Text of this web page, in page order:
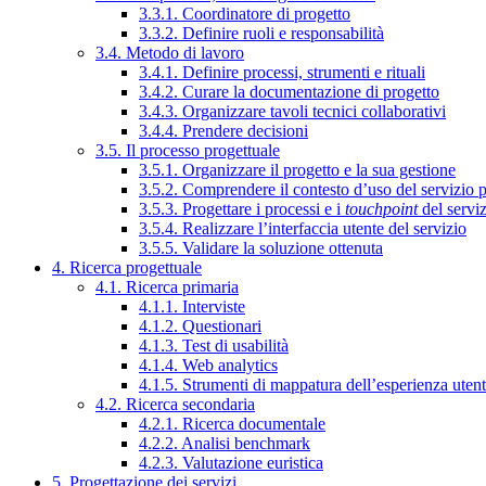
3.3.1. Coordinatore di progetto
3.3.2. Definire ruoli e responsabilità
3.4. Metodo di lavoro
3.4.1. Definire processi, strumenti e rituali
3.4.2. Curare la documentazione di progetto
3.4.3. Organizzare tavoli tecnici collaborativi
3.4.4. Prendere decisioni
3.5. Il processo progettuale
3.5.1. Organizzare il progetto e la sua gestione
3.5.2. Comprendere il contesto d’uso del servizio
3.5.3. Progettare i processi e i touchpointdel
3.5.4. Realizzare l’interfaccia utente del servizio
3.5.5. Validare la soluzione ottenuta
4. Ricerca progettuale
4.1. Ricerca primaria
4.1.1. Interviste
4.1.2. Questionari
4.1.3. Test di usabilità
4.1.4. Web analytics
4.1.5. Strumenti di mappatura dell’esperienza
4.2. Ricerca secondaria
4.2.1. Ricerca documentale
4.2.2. Analisi benchmark
4.2.3. Valutazione euristica
5. Progettazione dei servizi